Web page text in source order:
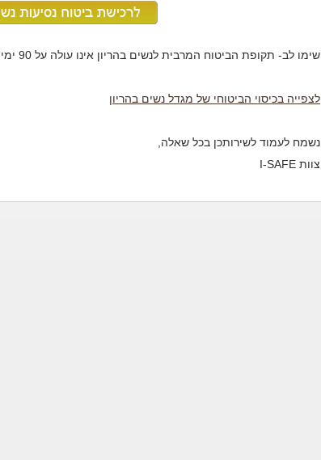
שימו לב- תקופת הביטוח המרבית לנשים בהריון אינו עולה על 90 ימים.
לצפייה בכיסוי הביטוחי של מגדל נשים בהריון
נשמח לעמוד לשירותכן בכל שאלה,
צוות I-SAFE